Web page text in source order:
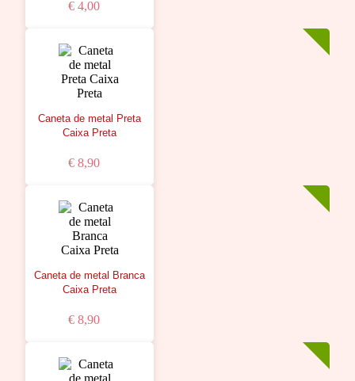
€ 4,00
Caneta de metal Preta
Caixa Preta
€ 8,90
Caneta de metal Branca
Caixa Preta
€ 8,90